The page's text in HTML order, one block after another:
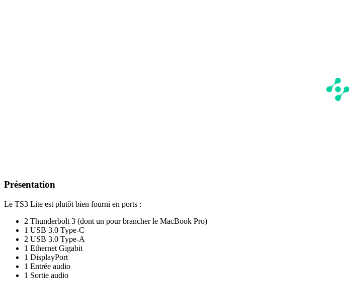
Présentation
Le TS3 Lite est plutôt bien fourni en ports :
2 Thunderbolt 3 (dont un pour brancher le MacBook Pro)
1 USB 3.0 Type-C
2 USB 3.0 Type-A
1 Ethernet Gigabit
1 DisplayPort
1 Entrée audio
1 Sortie audio